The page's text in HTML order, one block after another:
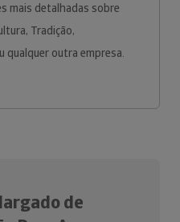
mais detalhadas sobre
Tradição,
qualquer outra empresa.
de